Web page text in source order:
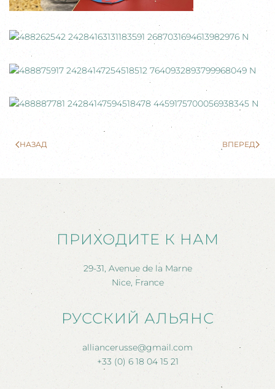
НАЗАД ВПЕРЕД
ПРИХОДИТЕ К НАМ
29-31, Avenue de la Marne
Nice, France
РУССКИЙ АЛЬЯНС
alliancerusse@gmail.com
+33 (0) 6 18 04 15 21